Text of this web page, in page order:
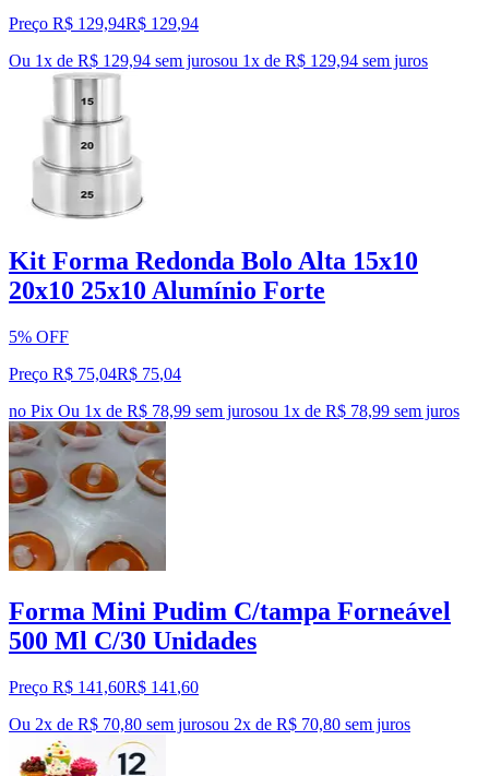
Preço R$ 129,94R$ 129,94
Ou 1x de R$ 129,94 sem jurosou 1x de R$ 129,94 sem juros
Kit Forma Redonda Bolo Alta 15x10
20x10 25x10 Alumínio Forte
5% OFF
Preço R$ 75,04R$ 75,04
no Pix Ou 1x de R$ 78,99 sem jurosou 1x de R$ 78,99 sem juros
Forma Mini Pudim C/tampa Forneável
500 Ml C/30 Unidades
Preço R$ 141,60R$ 141 ,60
Ou 2x de R$ 70,80 sem jurosou 2x de R$ 70,80 sem juros